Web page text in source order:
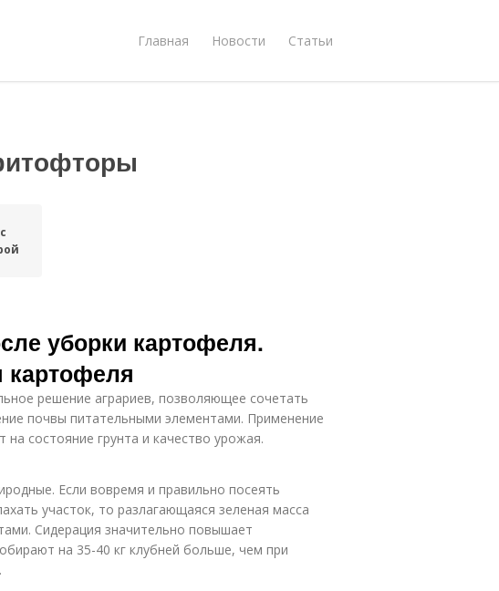
Главная Новости Статьи
уборки картофеля.
решение аграриев, позволяющее сочетать
почвы питательными элементами. Применение
на состояние грунта и качество урожая.
Если вовремя и правильно посеять
участок, то разлагающаяся зеленая масса
Сидерация значительно повышает
на 35-40 кг клубней больше, чем при